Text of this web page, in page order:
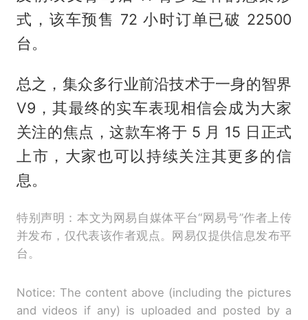
式，该车预售 72 小时订单已破 22500
台。
总之，集众多行业前沿技术于一身的智界
V9，其最终的实车表现相信会成为大家
关注的焦点，这款车将于 5 月 15 日正式
上市，大家也可以持续关注其更多的信
息。
特别声明：本文为网易自媒体平台“网易号”作者上传
并发布，仅代表该作者观点。网易仅提供信息发布平
台。
Notice: The content above (including the pictures
and videos if any) is uploaded and posted by a